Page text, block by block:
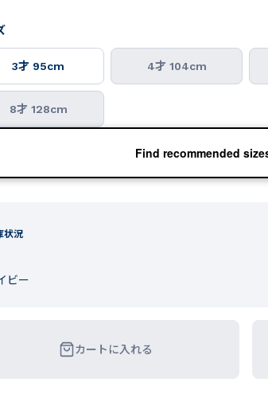
3才 95cm 4才 104cm
8才 128cm
Find recommended
状況
ビー
カートに入れる